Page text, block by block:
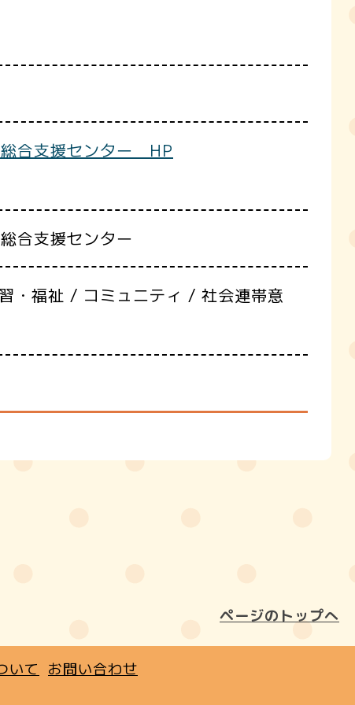
合支援センター HP
合支援センター
・福祉 / コミュニティ / 社会連帯意
ページのトップへ
いて お問い合わせ